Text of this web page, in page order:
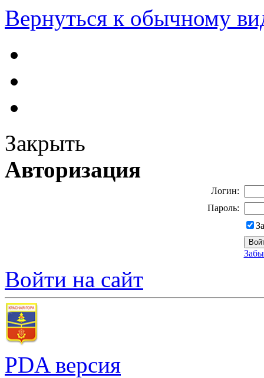
Вернуться к обычному
Закрыть
Авторизация
Логин:
Пароль:
Войти на сайт
PDA версия